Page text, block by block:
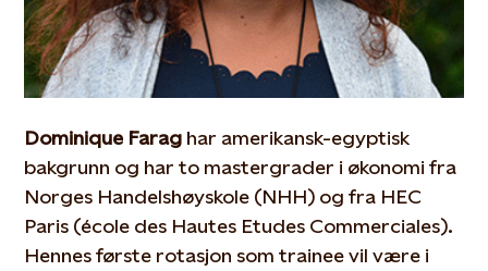
Dominique Farag har amerikansk-egyptisk
bakgrunn og har to mastergrader i økonomi fra
Norges Handelshøyskole (NHH) og fra HEC
Paris (école des Hautes Etudes Commerciales).
Hennes første rotasjon som trainee vil være i